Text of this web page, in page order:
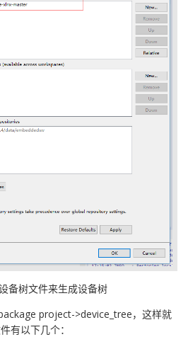
备树文件来生成设备树
project->device_tree，这样就
有以下几个：